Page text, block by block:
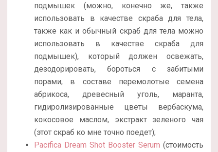
подмышек (можно, конечно же, также
использовать в качестве скраба для тела,
также как и обычный скраб для тела можно
использовать в качестве скраба для
подмышек), который должен освежать,
дезодорировать, бороться с забитыми
порами, в составе перемолотые семена
абрикоса, древесный уголь, маранта,
гидиролизированные цветы вербаскума,
кокосовое маслом, экстракт зеленого чая
(этот скраб ко мне точно поедет);
Pacifica Dream Shot Booster Serum (стоимость